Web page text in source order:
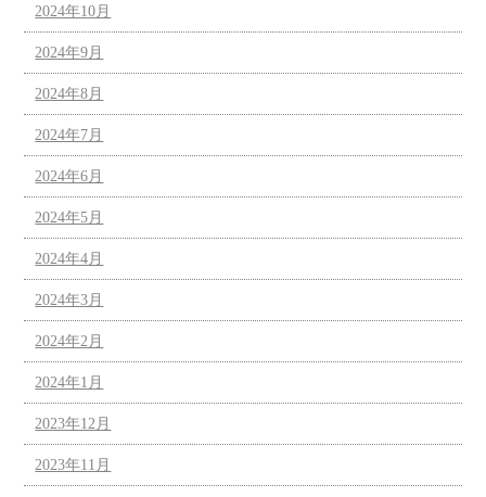
2024年10月
2024年9月
2024年8月
2024年7月
2024年6月
2024年5月
2024年4月
2024年3月
2024年2月
2024年1月
2023年12月
2023年11月